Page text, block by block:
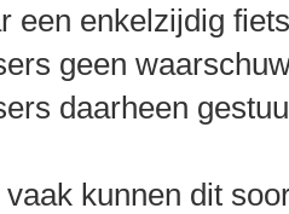
een enkelzijdig
geen
daarheen
vaak kunnen dit